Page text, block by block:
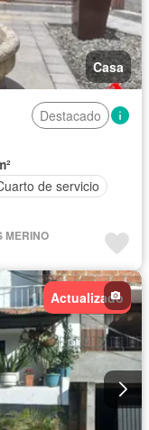
Casa
Destacado
de servicio
MERINO
Actualizado